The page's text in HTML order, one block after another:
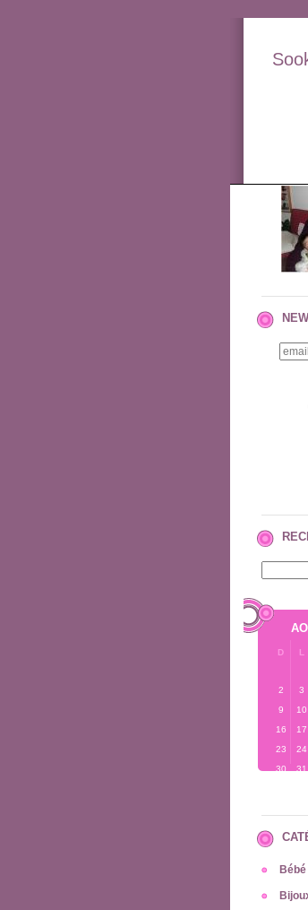
D L
2
3
9
10
16
17
23
24
30
31
Bébé